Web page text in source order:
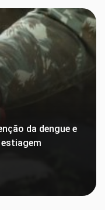
da dengue e